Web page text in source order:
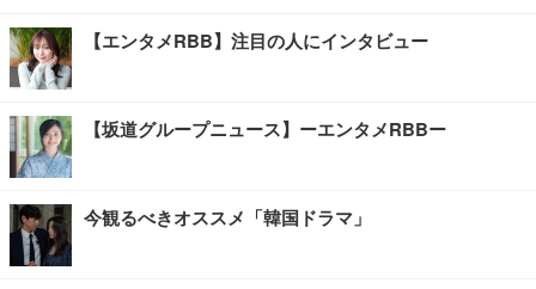
【エンタメRBB】注目の人にインタビュー
【坂道グループニュース】ーエンタメRBBー
今観るべきオススメ「韓国ドラマ」